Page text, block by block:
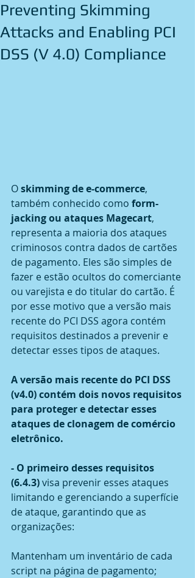
Preventing Skimming
Attacks and Enabling PCI
DSS (V 4.0) Compliance
O skimming de e-commerce,
também conhecido como form-
jacking ou ataques Magecart,
representa a maioria dos ataques
criminosos contra dados de cartões
de pagamento. Eles são simples de
fazer e estão ocultos do comerciante
ou varejista e do titular do cartão. É
por esse motivo que a versão mais
recente do PCI DSS agora contém
requisitos destinados a prevenir e
detectar esses tipos de ataques.
A versão mais recente do PCI DSS
(v4.0) contém dois novos requisitos
para proteger e detectar esses
ataques de clonagem de comércio
eletrônico.
- O primeiro desses requisitos
(6.4.3) visa prevenir esses ataques
limitando e gerenciando a superfície
de ataque, garantindo que as
organizações:
Mantenham um inventário de cada
script na página de pagamento;